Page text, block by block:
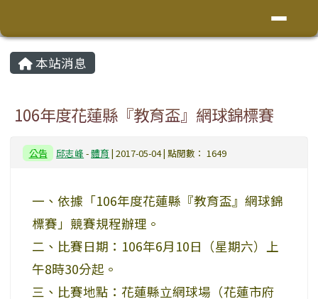
主內容區域
本站消息
106年度花蓮縣『教育盃』網球錦標賽
公告 邱志峰 -體育 | 2017-05-04 | 點閱數： 1649
一、依據「106年度花蓮縣『教育盃』網球錦
標賽」競賽規程辦理。
二、比賽日期：106年6月10日（星期六）上
午8時30分起。
三、比賽地點：花蓮縣立網球場（花蓮市府
頁尾區域